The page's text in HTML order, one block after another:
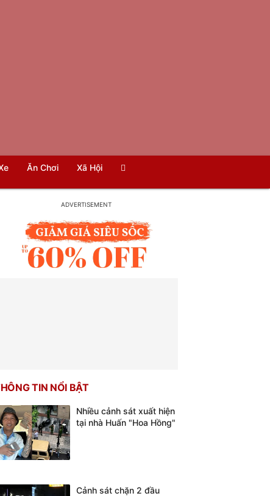
Ăn Chơi Xã Hội
TIN NỔI BẬT
Nhiều cảnh sát xuất hiện
tại nhà Huấn "Hoa Hồng"
Cảnh sát chặn 2 đầu